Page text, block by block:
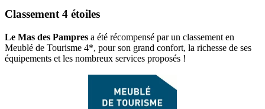
Classement 4 étoiles
Le Mas des Pampres a été récompensé par un classement en
Meublé de Tourisme 4*, pour son grand confort, la richesse de ses
équipements et les nombreux services proposés !